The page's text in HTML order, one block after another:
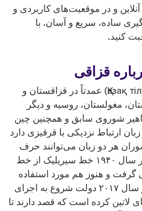
و در موقعیت‌های کاربردی و
ساده، سریع و آسان. با
کنید.
قزاقی
گویشوران قزاقی (Қазақ тілі) عمدتاً در قزاقستان و
مغولستان، روسیه و دیگر
شوروی سابق و همچنین چین
ارتباط نزدیکی با قرقیزی دارد
هر دو زبان می‌توانند حرف
یکدیگر را بفهمند. در سال ۱۹۴۰ خط سیریلیک از خط
و هنوز هم مورد استفاده
قرار می‌گیرد، اما از سال ۲۰۱۷ دولت شروع به اجرای
کرده است که قصد دارند تا